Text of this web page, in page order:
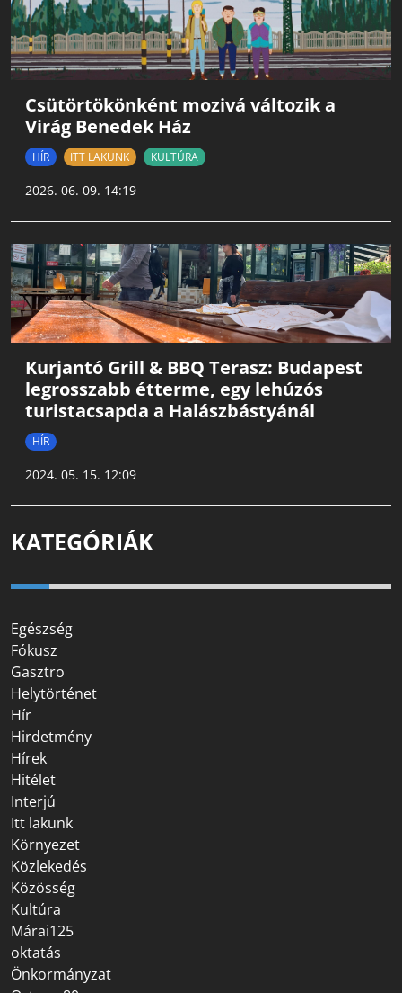
Csütörtökönként mozivá változik a
Virág Benedek Ház
HÍR ITT LAKUNK KULTÚRA
2026. 06. 09. 14:19
Kurjantó Grill & BBQ Terasz: Budapest
legrosszabb étterme, egy lehúzós
turistacsapda a Halászbástyánál
HÍR
2024. 05. 15. 12:09
KATEGÓRIÁK
Egészség
Fókusz
Gasztro
Helytörténet
Hír
Hirdetmény
Hírek
Hitélet
Interjú
Itt lakunk
Környezet
Közlekedés
Közösség
Kultúra
Márai125
oktatás
Önkormányzat